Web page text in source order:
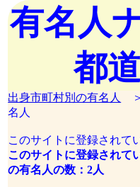
有名人
都
出身市町村別の有名人
名人
このサイトに登録されて
このサイトに登録されて
の有名人の数：2人